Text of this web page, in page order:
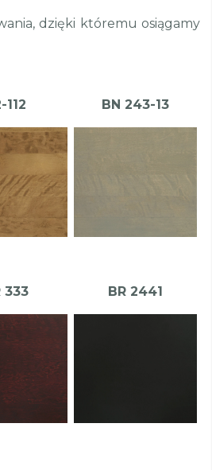
dzięki któremu osiągamy
112 BN 243-13
333 BR 2441